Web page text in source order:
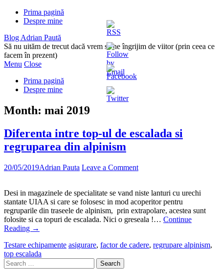
Prima pagină
Despre mine
Blog Adrian Paută
Să nu uităm de trecut dacă vrem să ne îngrijim de viitor (prin ceea ce
facem în prezent)
Menu Close
Prima pagină
Despre mine
Month: mai 2019
Diferenta intre top-ul de escalada si
regruparea din alpinism
20/05/2019Adrian Pauta Leave a Comment
Desi in magazinele de specialitate se vand niste lanturi cu urechi
stantate UIAA si care se folosesc in mod acoperitor pentru
regruparile din traseele de alpinism, prin extrapolare, acestea sunt
folosite si ca topuri de escalada. Nici o greseala !… Continue
Reading →
Testare echipamente asigurare, factor de cadere, regrupare alpinism,
top escalada
Search
for: